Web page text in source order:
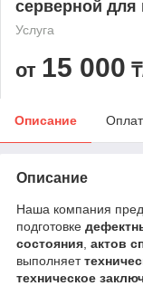
серверной для
Услуга
от 15 000
Описание
Описание
Наша компания
подготовке
состояния актов
выполняет
техническое